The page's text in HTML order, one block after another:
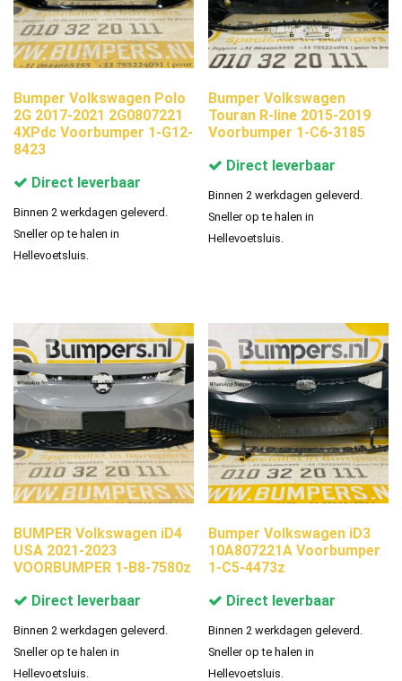
Bumper Volkswagen Polo
2G 2017-2021 2G0807221
4XPdc Voorbumper 1-G12-
8423
Direct leverbaar
Binnen 2 werkdagen geleverd.
Sneller op te halen in
Hellevoetsluis.
Bumper Volkswagen
Touran R-line 2015-2019
Voorbumper 1-C6-3185
Direct leverbaar
Binnen 2 werkdagen geleverd.
Sneller op te halen in
Hellevoetsluis.
BUMPER Volkswagen iD4
USA 2021-2023
VOORBUMPER 1-B8-7580z
Direct leverbaar
Binnen 2 werkdagen geleverd.
Sneller op te halen in
Hellevoetsluis.
Bumper Volkswagen iD3
10A807221A Voorbumper
1-C5-4473z
Direct leverbaar
Binnen 2 werkdagen geleverd.
Sneller op te halen in
Hellevoetsluis.